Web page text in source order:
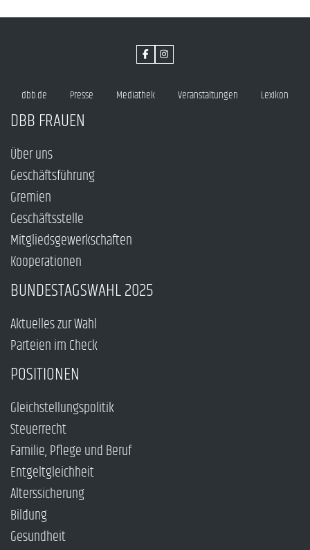
dbb.de Presse Mediathek Veranstaltungen Lexikon
DBB FRAUEN
Über uns
Geschäftsführung
Gremien
Geschäftsstelle
Mitgliedsgewerkschaften
Kooperationen
BUNDESTAGSWAHL 2025
Aktuelles zur Wahl
Parteien im Check
POSITIONEN
Gleichstellungspolitik
Steuerrecht
Familie, Pflege und Beruf
Entgeltgleichheit
Alterssicherung
Bildung
Gesundheit